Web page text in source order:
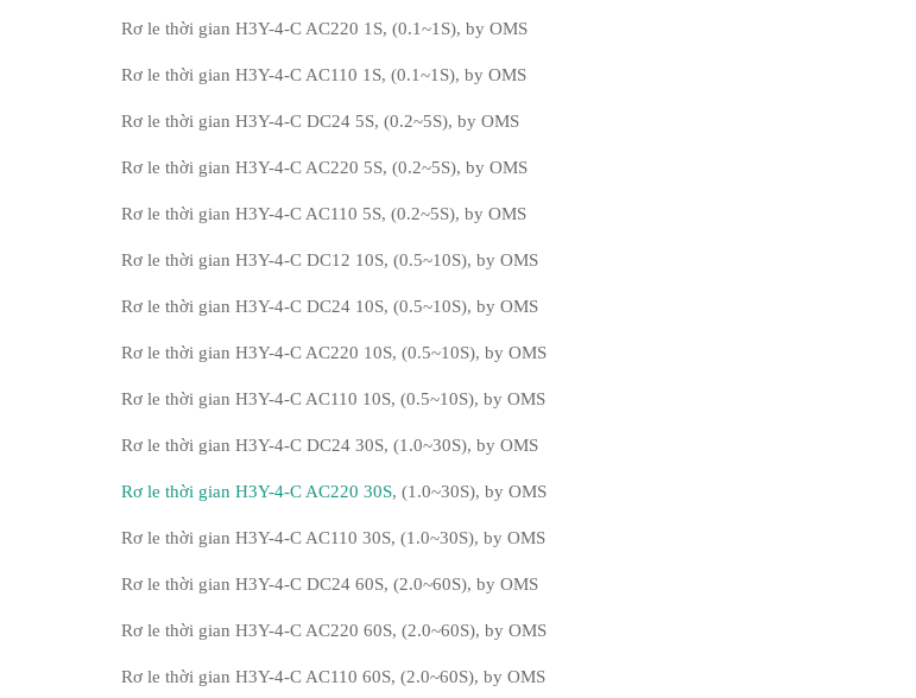
Rơ le thời gian H3Y-4-C AC220 1S, (0.1~1S), by OMS
Rơ le thời gian H3Y-4-C AC110 1S, (0.1~1S), by OMS
Rơ le thời gian H3Y-4-C DC24 5S, (0.2~5S), by OMS
Rơ le thời gian H3Y-4-C AC220 5S, (0.2~5S), by OMS
Rơ le thời gian H3Y-4-C AC110 5S, (0.2~5S), by OMS
Rơ le thời gian H3Y-4-C DC12 10S, (0.5~10S), by OMS
Rơ le thời gian H3Y-4-C DC24 10S, (0.5~10S), by OMS
Rơ le thời gian H3Y-4-C AC220 10S, (0.5~10S), by OMS
Rơ le thời gian H3Y-4-C AC110 10S, (0.5~10S), by OMS
Rơ le thời gian H3Y-4-C DC24 30S, (1.0~30S), by OMS
Rơ le thời gian H3Y-4-C AC220 30S, (1.0~30S), by OMS
Rơ le thời gian H3Y-4-C AC110 30S, (1.0~30S), by OMS
Rơ le thời gian H3Y-4-C DC24 60S, (2.0~60S), by OMS
Rơ le thời gian H3Y-4-C AC220 60S, (2.0~60S), by OMS
Rơ le thời gian H3Y-4-C AC110 60S, (2.0~60S), by OMS